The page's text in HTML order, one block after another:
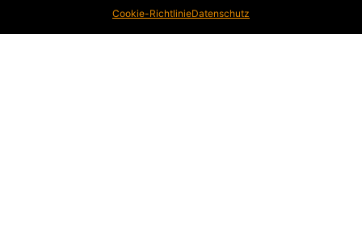
Cookie-RichtlinieDatenschutz